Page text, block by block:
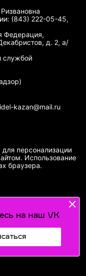
на наш VK
(843) 222-05-45,
Федерация,
д. 2, а/
службой
kazan@mail.ru
для персонализации
Использование
браузера.
84